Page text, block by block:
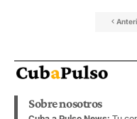
Sobre nosotros